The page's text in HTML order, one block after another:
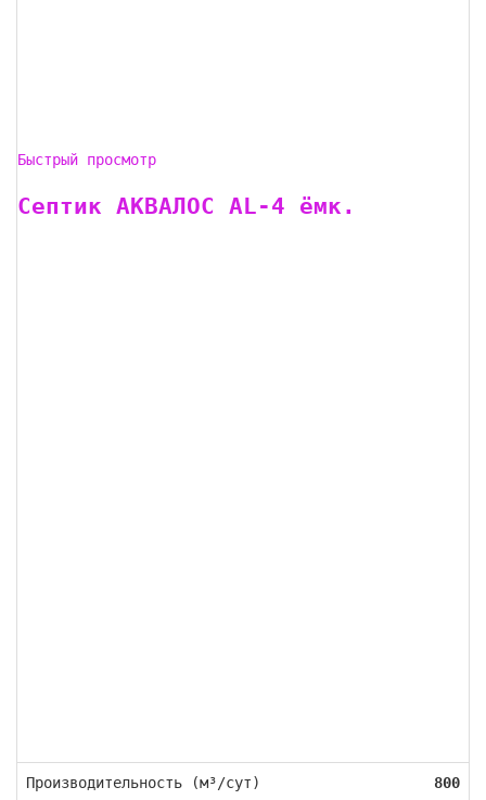
Быстрый просмотр
Септик АКВАЛОС AL-4 ёмк.
Производительность (м³/сут) 800